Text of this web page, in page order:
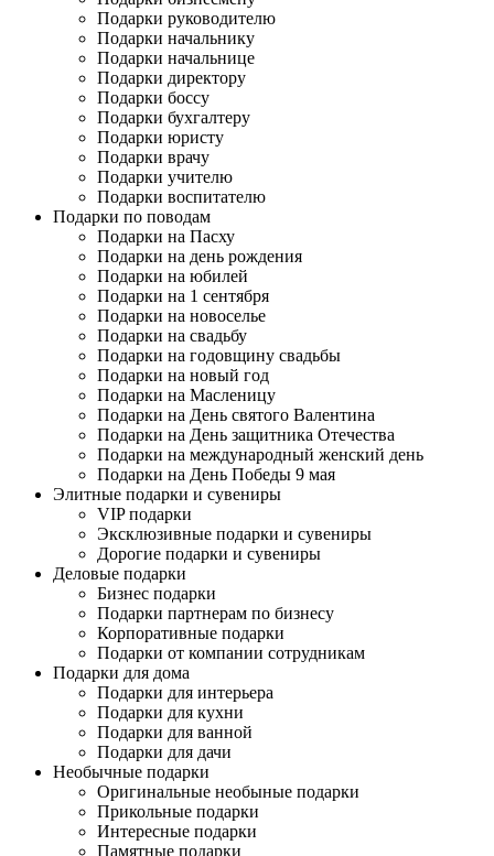
Подарки руководителю
Подарки начальнику
Подарки начальнице
Подарки директору
Подарки боссу
Подарки бухгалтеру
Подарки юристу
Подарки врачу
Подарки учителю
Подарки воспитателю
Подарки по поводам
Подарки на Пасху
Подарки на день рождения
Подарки на юбилей
Подарки на 1 сентября
Подарки на новоселье
Подарки на свадьбу
Подарки на годовщину свадьбы
Подарки на новый год
Подарки на Масленицу
Подарки на День святого Валентина
Подарки на День защитника Отечества
Подарки на международный женский день
Подарки на День Победы 9 мая
Элитные подарки и сувениры
VIP подарки
Эксклюзивные подарки и сувениры
Дорогие подарки и сувениры
Деловые подарки
Бизнес подарки
Подарки партнерам по бизнесу
Корпоративные подарки
Подарки от компании сотрудникам
Подарки для дома
Подарки для интерьера
Подарки для кухни
Подарки для ванной
Подарки для дачи
Необычные подарки
Оригинальные необыные подарки
Прикольные подарки
Интересные подарки
Памятные подарки